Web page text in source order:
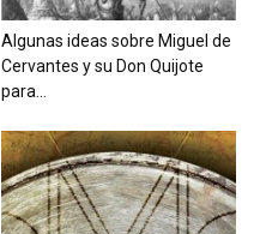
Algunas ideas sobre Miguel de
Cervantes y su Don Quijote
para...